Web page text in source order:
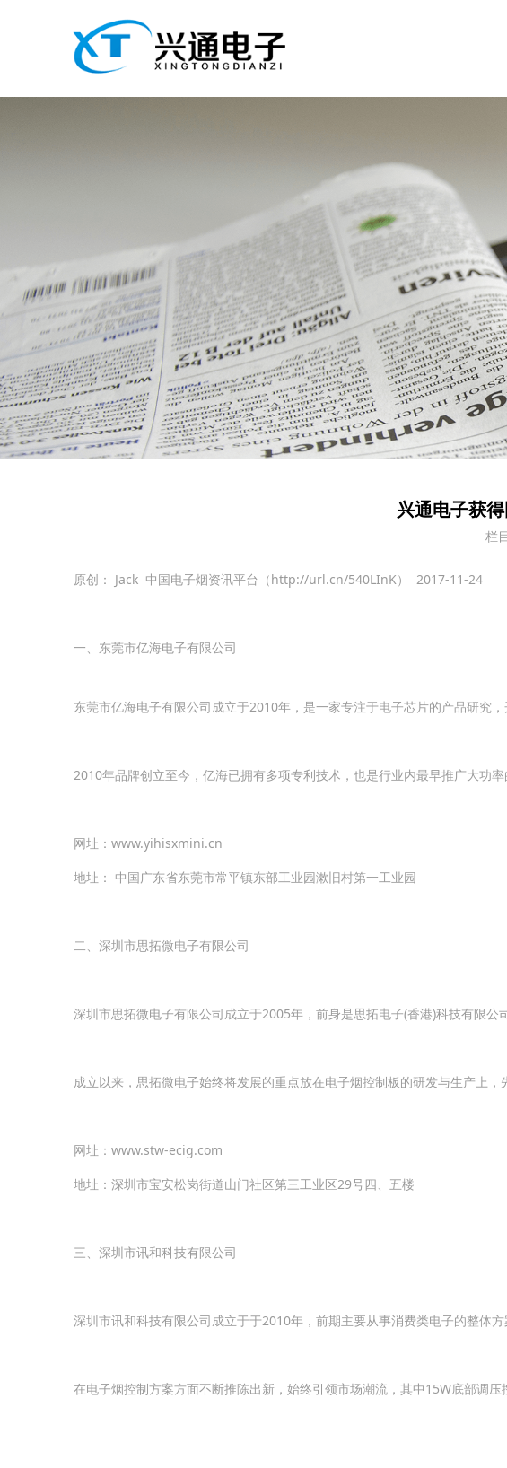
兴通电子获
栏
原创： Jack 中国电子烟资讯平台（http://url.cn/540LInK） 2017-11-24
一、东莞市亿海电子有限公司
东莞市亿海电子有限公司成立于2010年，是一家专注于电子芯片的产品研究
2010年品牌创立至今，亿海已拥有多项专利技术，也是行业内最早推广大功
网址：www.yihisxmini.cn
地址： 中国广东省东莞市常平镇东部工业园漱旧村第一工业园
二、深圳市思拓微电子有限公司
深圳市思拓微电子有限公司成立于2005年，前身是思拓电子(香港)科技有限
成立以来，思拓微电子始终将发展的重点放在电子烟控制板的研发与生产上
网址：www.stw-ecig.com
地址：深圳市宝安松岗街道山门社区第三工业区29号四、五楼
三、深圳市讯和科技有限公司
深圳市讯和科技有限公司成立于于2010年，前期主要从事消费类电子的整体
在电子烟控制方案方面不断推陈出新，始终引领市场潮流，其中15W底部调